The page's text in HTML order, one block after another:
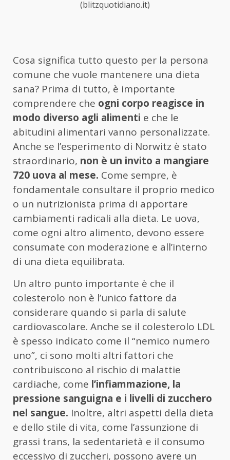
(blitzquotidiano.it)
Cosa significa tutto questo per la persona
comune che vuole mantenere una dieta
sana? Prima di tutto, è importante
comprendere che ogni corpo reagisce in
modo diverso agli alimenti e che le
abitudini alimentari vanno personalizzate.
Anche se l’esperimento di Norwitz è stato
straordinario, non è un invito a mangiare
720 uova al mese. Come sempre, è
fondamentale consultare il proprio medico
o un nutrizionista prima di apportare
cambiamenti radicali alla dieta. Le uova,
come ogni altro alimento, devono essere
consumate con moderazione e all’interno
di una dieta equilibrata.
Un altro punto importante è che il
colesterolo non è l’unico fattore da
considerare quando si parla di salute
cardiovascolare. Anche se il colesterolo LDL
è spesso indicato come il “nemico numero
uno”, ci sono molti altri fattori che
contribuiscono al rischio di malattie
cardiache, come l’infiammazione, la
pressione sanguigna e i livelli di zucchero
nel sangue. Inoltre, altri aspetti della dieta
e dello stile di vita, come l’assunzione di
grassi trans, la sedentarietà e il consumo
eccessivo di zuccheri, possono avere un